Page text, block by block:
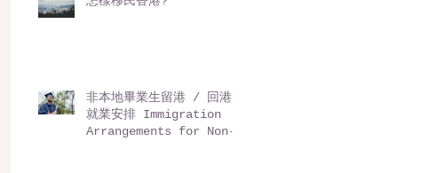
非本地畢業生留港 / 回港
就業安排 Immigration
Arrangements for Non-